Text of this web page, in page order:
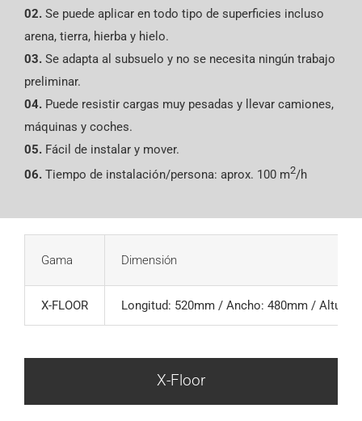
02.Se puede aplicar en todo tipo de superficies incluso
arena, tierra, hierba y hielo.
03.Se adapta al subsuelo y no se necesita ningún trabajo
preliminar.
04.Puede resistir cargas muy pesadas y llevar camiones,
máquinas y coches.
05.Fácil de instalar y mover.
06.Tiempo de instalación/persona: aprox. 100 m2/h
Gama Dimensión
X-FLOOR Longitud: 520mm / Ancho: 480mm / Altura:
X-Floor